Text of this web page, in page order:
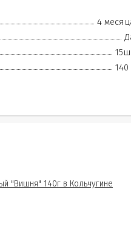
4
140